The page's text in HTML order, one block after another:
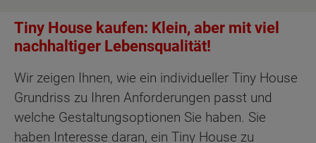
Tiny House kaufen: Klein, aber mit viel
nachhaltiger Lebensqualität!
Wir zeigen Ihnen, wie ein individueller Tiny House
Grundriss zu Ihren Anforderungen passt und
welche Gestaltungsoptionen Sie haben. Sie
haben Interesse daran, ein Tiny House zu